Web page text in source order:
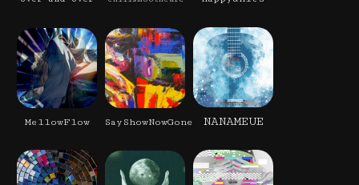
MellowFlow SayShowNowGone NANAMEUE